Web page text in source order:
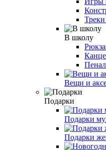
В школу
Вещи и
Подарки
Подарки
Подарки